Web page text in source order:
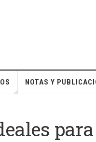
NOTAS Y